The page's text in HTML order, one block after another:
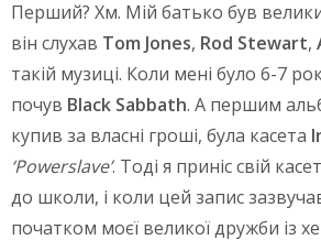
Перший? Хм. Мій батько був
він слухав Tom Jones, Rod Stewart,
такій музиці. Коли мені було 6-7
почув Black Sabbath. А першим
купив за власні гроші, була касета
‘Powerslave’. Тоді я приніс свій
до школи, і коли цей запис
початком моєї великої дружби із